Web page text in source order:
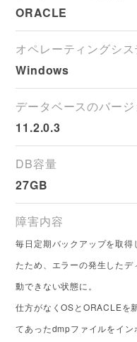
ORACLE
オペレーティングシス
Windows
データベースのバージ
11.2.0.3
DB容量
27GB
障害内容
毎日定期バックアップを取得
たため、エラーの発生した
動できない状態に。
仕方がなくOSとORACLEを
てあったdmpファイルをイ